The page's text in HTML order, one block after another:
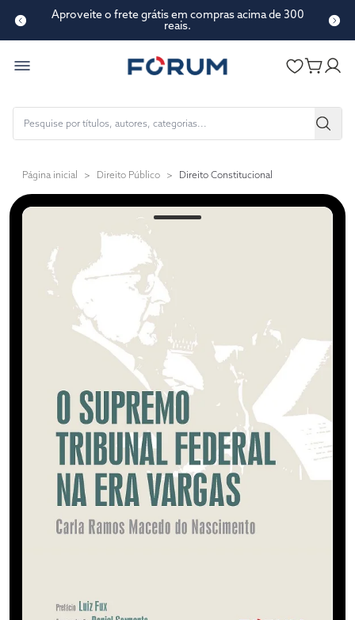
Aproveite o frete grátis em compras acima de 300
reais.
Página inicial > Direito Público > Direito Constitucional